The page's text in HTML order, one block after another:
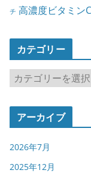
チ 高濃度ビタミンC
カテゴリー
カ
テ
ゴ
アーカイブ
2026年7月
2025年12月